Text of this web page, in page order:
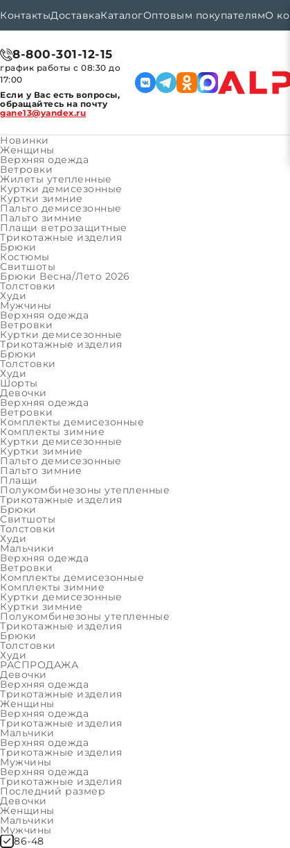
КонтактыДоставкаКаталогОптовым покупателямО
8-800-301-12-15
график работы с 08:30 до
17:00
Если у Вас есть вопросы,
обращайтесь на почту
gane13@yandex.ru
Новинки
Женщины
Верхняя одежда
Ветровки
Жилеты утепленные
Куртки демисезонные
Куртки зимние
Пальто демисезонные
Пальто зимние
Плащи ветрозащитные
Трикотажные изделия
Брюки
Костюмы
Свитшоты
Брюки Весна/Лето 2026
Толстовки
Худи
Мужчины
Верхняя одежда
Ветровки
Куртки демисезонные
Трикотажные изделия
Брюки
Толстовки
Худи
Шорты
Девочки
Верхняя одежда
Ветровки
Комплекты демисезонные
Комплекты зимние
Куртки демисезонные
Куртки зимние
Пальто демисезонные
Пальто зимние
Плащи
Полукомбинезоны утепленные
Трикотажные изделия
Брюки
Свитшоты
Толстовки
Худи
Мальчики
Верхняя одежда
Ветровки
Комплекты демисезонные
Комплекты зимние
Куртки демисезонные
Куртки зимние
Полукомбинезоны утепленные
Трикотажные изделия
Брюки
Толстовки
Худи
РАСПРОДАЖА
Девочки
Верхняя одежда
Трикотажные изделия
Женщины
Верхняя одежда
Трикотажные изделия
Мальчики
Верхняя одежда
Трикотажные изделия
Мужчины
Верхняя одежда
Трикотажные изделия
Последний размер
Девочки
Женщины
Мальчики
Мужчины
Главная Каталог
ФИЛЬТР
ОЧИСТИТЬ
ЦВЕТ ОДЕЖДЫ
Синий
Фиолетовый
РАЗМЕРЫ ОДЕЖДЫ
86-48
КАТАЛОГ ТОВАРОВ
Женщины
Верхняя одежда
Трикотажные изделия
Мужчины
Верхняя одежда
Трикотажные изделия
Девочки
Верхняя одежда
Трикотажные изделия
Мальчики
Верхняя одежда
Трикотажные изделия
РАСПРОДАЖА
Девочки
Женщины
Мальчики
Мужчины
Последний размер
Девочки
Женщины
Мальчики
Мужчины
Alpex предлагает
Эти образы созданы
лёгкость движений. В
Каждый комплект
дополнительные
размеров можно
Главное преимущество
утеплённые вставки,
комплекты становятся
чтобы ребёнок